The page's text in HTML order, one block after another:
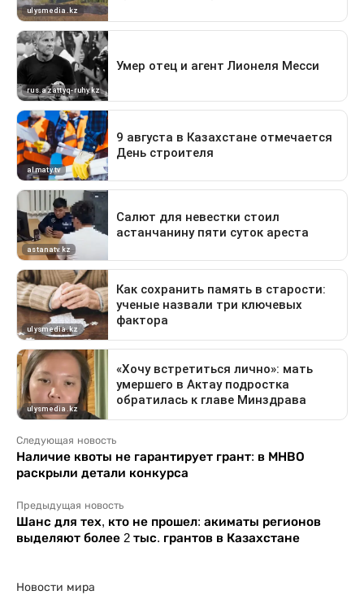
Следующая новость
Наличие квоты не гарантирует грант: в МНВО
раскрыли детали конкурса
Предыдущая новость
Шанс для тех, кто не прошел: акиматы регионов
выделяют более 2 тыс. грантов в Казахстане
Новости мира